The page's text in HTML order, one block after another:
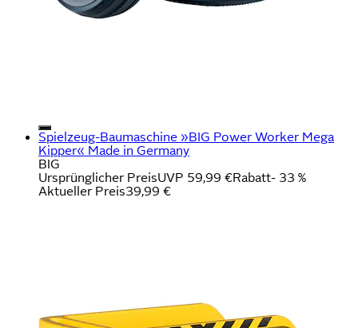
Spielzeug-Baumaschine »BIG Power Worker Mega
Kipper« Made in Germany
BIG
Ursprünglicher PreisUVP 59,99 €Rabatt- 33 %
Aktueller Preis39,99 €